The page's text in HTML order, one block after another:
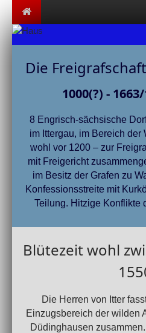
Die
1000(?) -
8 Engrisch-sächsische
im Ittergau, im Bereich der
wohl vor 1200 – zur
mit Freigericht
im Besitz der Grafen zu
Konfessionsstreite mit
Teilung. Hitzige Konflikte
Blütezeit wohl
Die Herren von Itter
Einzugsbereich der wilden
Düdinghausen